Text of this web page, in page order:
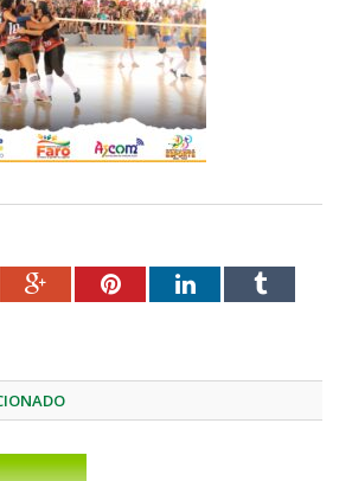
Google+PinterestLinkedInTumblr